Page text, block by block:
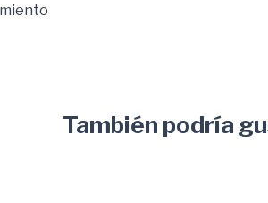
También podría